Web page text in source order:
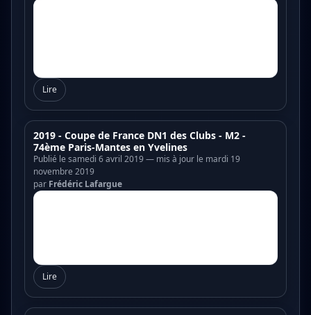
Lire
2019 - Coupe de France DN1 des Clubs - M2 -
74ème Paris-Mantes en Yvelines
Publié le samedi 6 avril 2019 — mis à jour le mardi 19
novembre 2019
par Frédéric Lafargue
Lire